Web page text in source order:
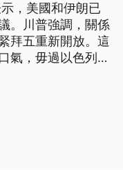
，美國和伊朗已
。川普強調，關係
拜五重新開放。這
氣，毋過以色列總
聞標題、導言為